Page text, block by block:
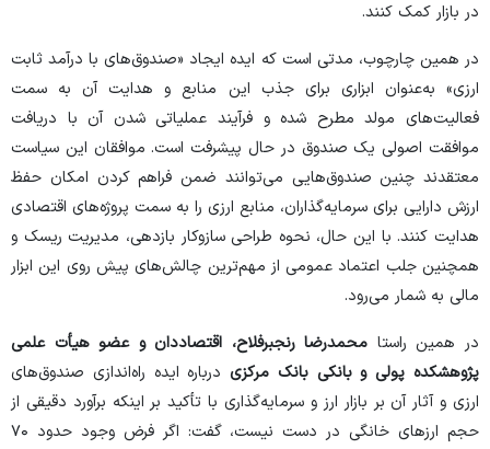
در بازار کمک کنند.
در همین چارچوب، مدتی است که ایده ایجاد «صندوق‌های با درآمد ثابت
ارزی» به‌عنوان ابزاری برای جذب این منابع و هدایت آن به سمت
فعالیت‌های مولد مطرح شده و فرآیند عملیاتی شدن آن با دریافت
موافقت اصولی یک صندوق در حال پیشرفت است. موافقان این سیاست
معتقدند چنین صندوق‌هایی می‌توانند ضمن فراهم کردن امکان حفظ
ارزش دارایی برای سرمایه‌گذاران، منابع ارزی را به سمت پروژه‌های اقتصادی
هدایت کنند. با این حال، نحوه طراحی سازوکار بازدهی، مدیریت ریسک و
همچنین جلب اعتماد عمومی از مهم‌ترین چالش‌های پیش روی این ابزار
مالی به شمار می‌رود.
در همین راستا محمدرضا رنجبرفلاح، اقتصاددان و عضو هیأت علمی
پژوهشکده پولی و بانکی بانک مرکزیدرباره ایده راه‌اندازی صندوق‌های
ارزی و آثار آن بر بازار ارز و سرمایه‌گذاری با تأکید بر اینکه برآورد دقیقی از
حجم ارزهای خانگی در دست نیست، گفت: اگر فرض وجود حدود ۷۰